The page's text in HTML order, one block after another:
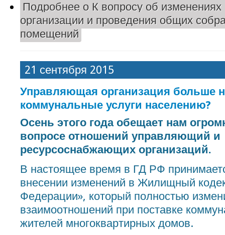
Подробнее о К вопросу об изменениях
организации и проведения общих
помещений
21 сентября 2015
Управляющая организация больше
коммунальные услуги населению?
Осень этого года обещает нам
вопросе отношений управляющий и
ресурсоснабжающих организаций.
В настоящее время в ГД РФ
внесении изменений в Жилищный
Федерации», который полностью
взаимоотношений при поставке
жителей многоквартирных домов.